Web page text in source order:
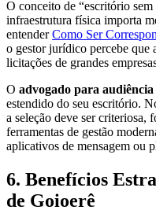
O conceito de “escritório
infraestrutura física importa
entenderComo Ser
o gestor jurídico percebe que
licitações de grandes
O advogado para audiência
estendido do seu escritório.
a seleção deve ser criteriosa,
ferramentas de gestão
aplicativos de mensagem ou
6. Benefícios
de Goioerê